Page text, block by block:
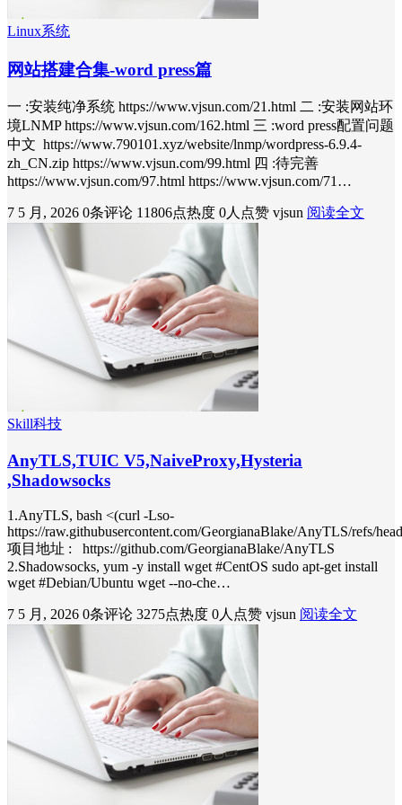
Linux系统
网站搭建合集-word press篇
一 :安装纯净系统 https://www.vjsun.com/21.html 二 :安装网站环
境LNMP https://www.vjsun.com/162.html 三 :word press配置问题
中文 https://www.790101.xyz/website/lnmp/wordpress-6.9.4-
zh_CN.zip https://www.vjsun.com/99.html 四 :待完善
https://www.vjsun.com/97.html https://www.vjsun.com/71…
7 5 月, 2026 0条评论 11806点热度 0人点赞 vjsun 阅读全文
Skill科技
AnyTLS,TUIC V5,NaiveProxy,Hysteria
,Shadowsocks
1.AnyTLS, bash <(curl -Lso-
https://raw.githubusercontent.com/GeorgianaBlake/AnyTLS/refs/
项目地址 : https://github.com/GeorgianaBlake/AnyTLS
2.Shadowsocks, yum -y install wget #CentOS sudo apt-get install
wget #Debian/Ubuntu wget --no-che…
7 5 月, 2026 0条评论 3275点热度 0人点赞 vjsun 阅读全文